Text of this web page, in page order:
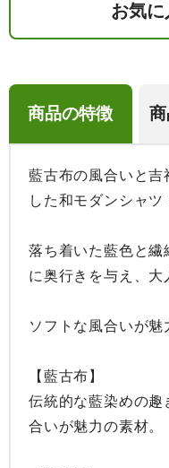
お気に
商品の特徴
藍古布の風合いと
した和モダンシャツ
落ち着いた藍色と繊
に奥行きを与え、大
ソフトな風合いが魅
【藍古布】
伝統的な藍染めの
合いが魅力の素材。